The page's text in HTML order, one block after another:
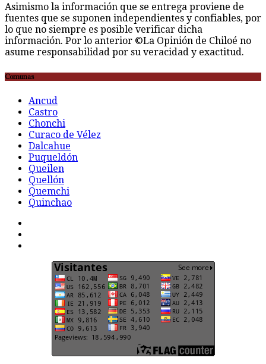
Asimismo la información que se entrega proviene de
fuentes que se suponen independientes y confiables, por
lo que no siempre es posible verificar dicha
información. Por lo anterior ©La Opinión de Chiloé no
asume responsabilidad por su veracidad y exactitud.
Comunas
Ancud
Castro
Chonchi
Curaco de Vélez
Dalcahue
Puqueldón
Queilen
Quellón
Quemchi
Quinchao